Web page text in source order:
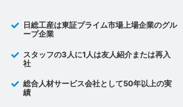
日総工産は東証プライム市場上場企業のグル
ープ企業
スタッフの3人に1人は友人紹介または再入
社
総合人材サービス会社として50年以上の実
績